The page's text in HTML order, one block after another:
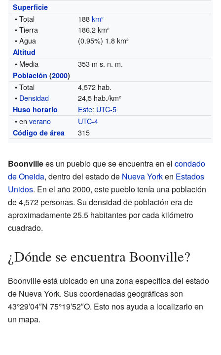
Superficie
• Total 188km²
• Tierra
186.2 km²
• Agua
(0.95%) 1.8 km²
Altitud
• Media 353 m s. n. m.
Población (2000)
• Total
4,572 hab.
• Densidad 24,5 hab./km²
Huso horario Este: UTC-5
• enverano UTC-4
Código de área 315
Boonvillees un pueblo que se encuentra en el condado
de Oneida, dentro del estado de Nueva Yorken Estados
Unidos. En el año 2000, este pueblo tenía una población
de 4,572 personas. Su densidad de población era de
aproximadamente 25.5 habitantes por cada kilómetro
cuadrado.
¿Dónde se encuentra Boonville?
Boonville está ubicado en una zona específica del estado
de Nueva York. Sus coordenadas geográficas son
43°29′04″N 75°19′52″O. Esto nos ayuda a localizarlo en
un mapa.